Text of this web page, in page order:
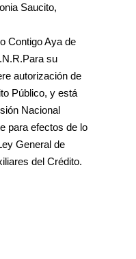
Saucito,
Contigo Aya de
su
autorización de
Público, y está
Nacional
para efectos de lo
General de
del Crédito.